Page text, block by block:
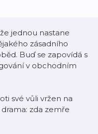
jednou nastane
zásadního
Buď se zapovídá s
v obchodním
své vůli vržen na
zda zemře